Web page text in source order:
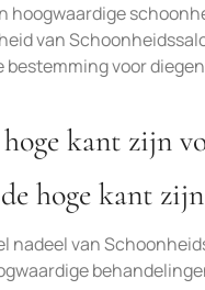
van
voor
kant zijn
hoge kant zijn
nadeel van